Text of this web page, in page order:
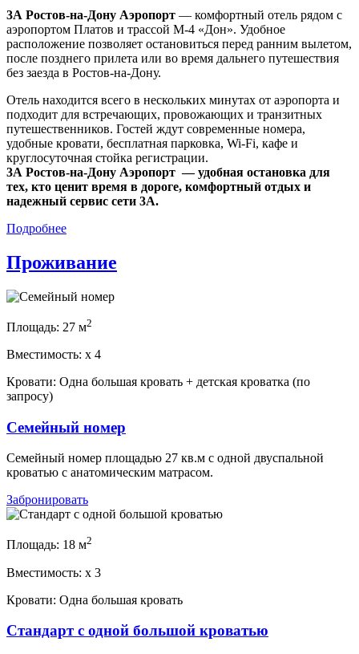
3А Ростов-на-Дону Аэропорт — комфортный отель рядом с
аэропортом Платов и трассой М-4 «Дон». Удобное
расположение позволяет остановиться перед ранним вылетом,
после позднего прилета или во время дальнего путешествия
без заезда в Ростов-на-Дону.
Отель находится всего в нескольких минутах от аэропорта и
подходит для встречающих, провожающих и транзитных
путешественников. Гостей ждут современные номера,
удобные кровати, бесплатная парковка, Wi-Fi, кафе и
круглосуточная стойка регистрации.
3А Ростов-на-Дону Аэропорт — удобная остановка для
тех, кто ценит время в дороге, комфортный отдых и
надежный сервис сети 3А.
Подробнее
Проживание
Площадь: 27 м2
Вместимость: x 4
Кровати: Одна большая кровать + детская кроватка (по
запросу)
Семейный номер
Семейный номер площадью 27 кв.м с одной двуспальной
кроватью с анатомическим матрасом.
Забронировать
Площадь: 18 м2
Вместимость: x 3
Кровати: Одна большая кровать
Стандарт с одной большой кроватью